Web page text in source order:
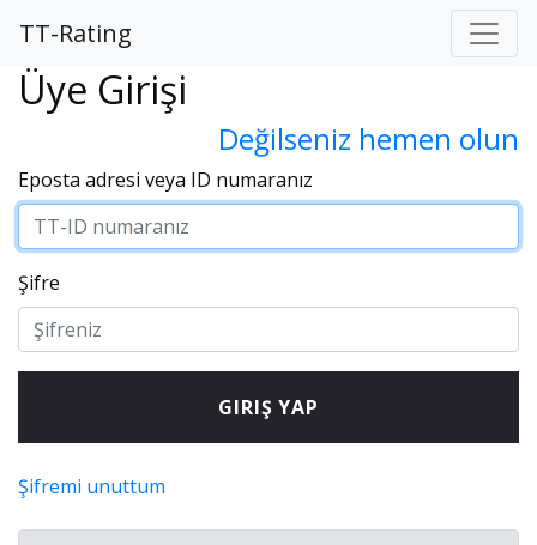
TT-Rating
Üye Girişi
Değilseniz hemen olun
Eposta adresi veya ID numaranız
Şifre
Şifremi unuttum